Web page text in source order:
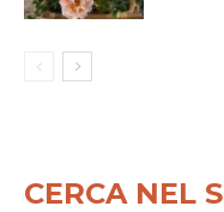
CERCA NEL